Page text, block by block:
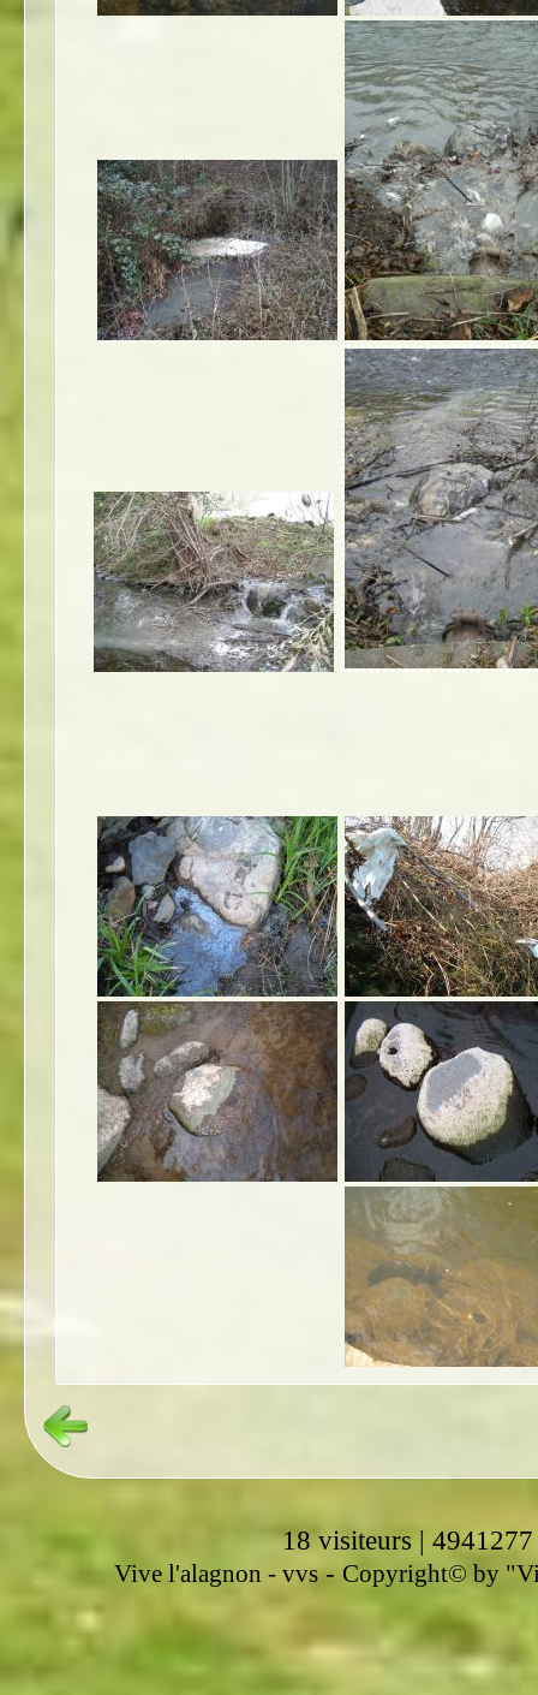
18 visiteurs | 4941277
Vive l'alagnon - vvs- Copyright© by